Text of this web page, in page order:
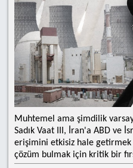
Muhtemel ama şimdilik
Sadık Vaat III, İran'a ABD ve
erişimini etkisiz hale getirmek
çözüm bulmak için kritik bir